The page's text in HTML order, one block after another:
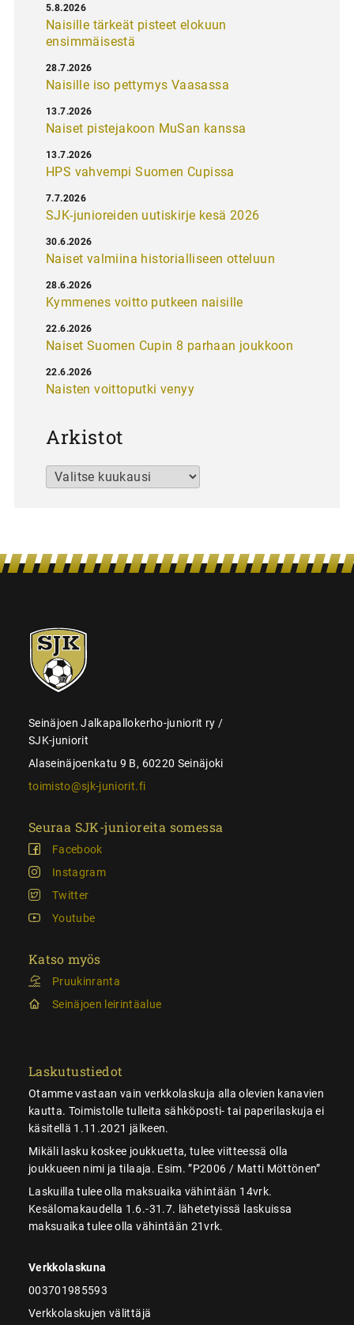
Naisille tärkeät pisteet elokuun
ensimmäisestä
5.8.2026
Naisille iso pettymys Vaasassa
28.7.2026
Naiset pistejakoon MuSan kanssa
13.7.2026
HPS vahvempi Suomen Cupissa
13.7.2026
SJK-junioreiden uutiskirje kesä 2026
7.7.2026
Naiset valmiina historialliseen otteluun
30.6.2026
Kymmenes voitto putkeen naisille
28.6.2026
Naiset Suomen Cupin 8 parhaan joukkoon
22.6.2026
Naisten voittoputki venyy
22.6.2026
Arkistot
Arkistot
SJK-
juniorit
Seinäjoen Jalkapallokerho-juniorit ry /
SJK-juniorit
Alaseinäjoenkatu 9 B, 60220 Seinäjoki
toimisto@sjk-juniorit.fi
Seuraa SJK-junioreita somessa
Facebook
Instagram
Twitter
Youtube
Katso myös
Pruukinranta
Seinäjoen leirintäalue
Laskutustiedot
Otamme vastaan vain verkkolaskuja alla olevien kanavien
kautta. Toimistolle tulleita sähköposti- tai paperilaskuja ei
käsitellä 1.11.2021 jälkeen.
Mikäli lasku koskee joukkuetta, tulee viitteessä olla
joukkueen nimi ja tilaaja. Esim. ”P2006 / Matti Möttönen”
Laskuilla tulee olla maksuaika vähintään 14vrk.
Kesälomakaudella 1.6.-31.7. lähetetyissä laskuissa
maksuaika tulee olla vähintään 21vrk.
Verkkolaskuna
003701985593
Verkkolaskujen välittäjä